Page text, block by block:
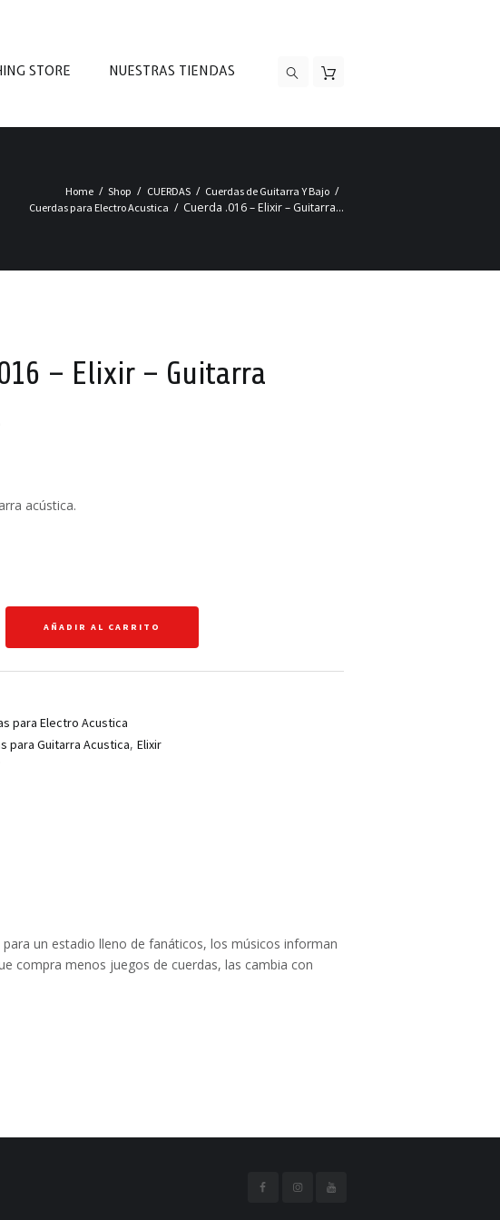
STORE NUESTRAS TIENDAS
Home Shop CUERDAS
Cuerdas de Guitarra Y Bajo
Cuerdas para Electro Acustica
Cuerda .016 – Elixir – Guitarra...
– Elixir – Guitarra
acústica.
AÑADIR AL CARRITO
para Electro Acustica
para Guitarra Acustica, Elixir
un estadio lleno de fanáticos, los músicos informan
compra menos juegos de cuerdas, las cambia con